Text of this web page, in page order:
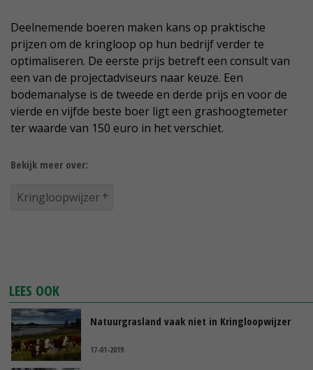
Deelnemende boeren maken kans op praktische
prijzen om de kringloop op hun bedrijf verder te
optimaliseren. De eerste prijs betreft een consult van
een van de projectadviseurs naar keuze. Een
bodemanalyse is de tweede en derde prijs en voor de
vierde en vijfde beste boer ligt een grashoogtemeter
ter waarde van 150 euro in het verschiet.
Bekijk meer over:
Kringloopwijzer
LEES OOK
Natuurgrasland vaak niet in Kringloopwijzer
17-01-2019